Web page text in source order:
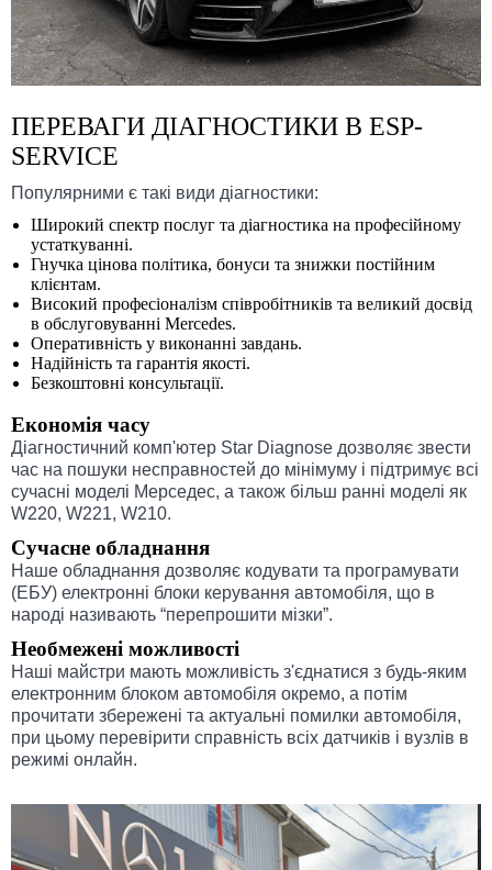
ПЕРЕВАГИ ДІАГНОСТИКИ В ESP-
SERVICE
Популярними є такі види діагностики:
Широкий спектр послуг та діагностика на професійному
устаткуванні.
Гнучка цінова політика, бонуси та знижки постійним
клієнтам.
Високий професіоналізм співробітників та великий досвід
в обслуговуванні Mercedes.
Оперативність у виконанні завдань.
Надійність та гарантія якості.
Безкоштовні консультації.
Економія часу
Діагностичний комп'ютер Star Diagnose дозволяє звести
час на пошуки несправностей до мінімуму і підтримує всі
сучасні моделі Мерседес, а також більш ранні моделі як
W220, W221, W210.
Сучасне обладнання
Наше обладнання дозволяє кодувати та програмувати
(ЕБУ) електронні блоки керування автомобіля, що в
народі називають “перепрошити мізки”.
Необмежені можливості
Наші майстри мають можливість з'єднатися з будь-яким
електронним блоком автомобіля окремо, а потім
прочитати збережені та актуальні помилки автомобіля,
при цьому перевірити справність всіх датчиків і вузлів в
режимі онлайн.